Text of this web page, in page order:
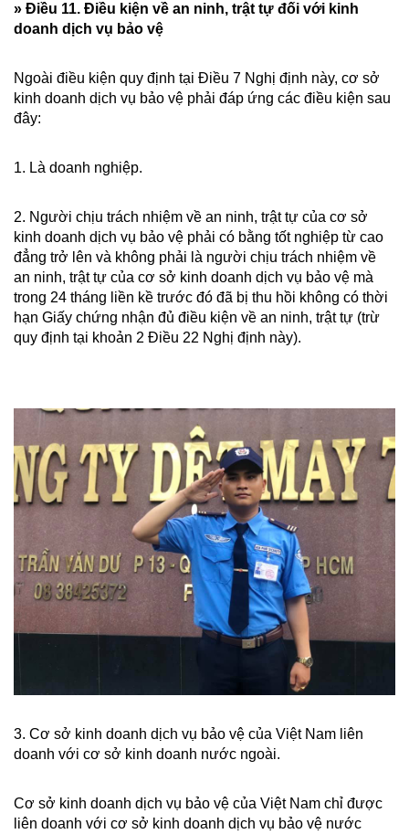
» Điều 11. Điều kiện về an ninh, trật tự đối với kinh
doanh dịch vụ bảo vệ
Ngoài điều kiện quy định tại Điều 7 Nghị định này, cơ sở
kinh doanh dịch vụ bảo vệ phải đáp ứng các điều kiện sau
đây:
1. Là doanh nghiệp.
2. Người chịu trách nhiệm về an ninh, trật tự của cơ sở
kinh doanh dịch vụ bảo vệ phải có bằng tốt nghiệp từ cao
đẳng trở lên và không phải là người chịu trách nhiệm về
an ninh, trật tự của cơ sở kinh doanh dịch vụ bảo vệ mà
trong 24 tháng liền kề trước đó đã bị thu hồi không có thời
hạn Giấy chứng nhận đủ điều kiện về an ninh, trật tự (trừ
quy định tại khoản 2 Điều 22 Nghị định này).
3. Cơ sở kinh doanh dịch vụ bảo vệ của Việt Nam liên
doanh với cơ sở kinh doanh nước ngoài.
Cơ sở kinh doanh dịch vụ bảo vệ của Việt Nam chỉ được
liên doanh với cơ sở kinh doanh dịch vụ bảo vệ nước